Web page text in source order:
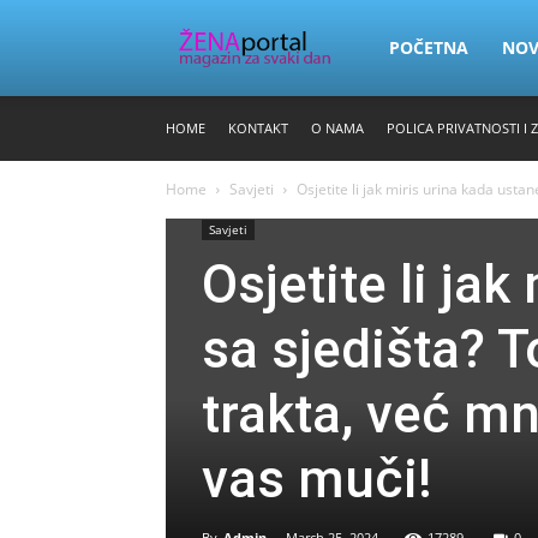
Zena
POČETNA
HOME KONTAKT O NAMA POLICA PRIVATNOSTI I
Home Savjeti Osjetite li jak miris urina kada
Savjeti
Osjetite li jak
sa sjedišta?
trakta, već
vas muči!